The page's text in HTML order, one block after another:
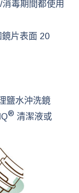
毒期間都使用
片表面 20
鹽水沖洗鏡
® 清潔液或